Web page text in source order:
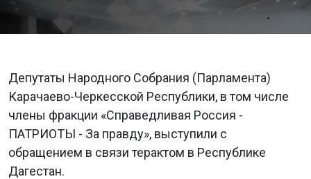
Депутаты Народного Собрания (Парламента)
Карачаево-Черкесской Республики, в том числе
члены фракции «Справедливая Россия -
ПАТРИОТЫ - За правду», выступили с
обращением в связи терактом в Республике
Дагестан.